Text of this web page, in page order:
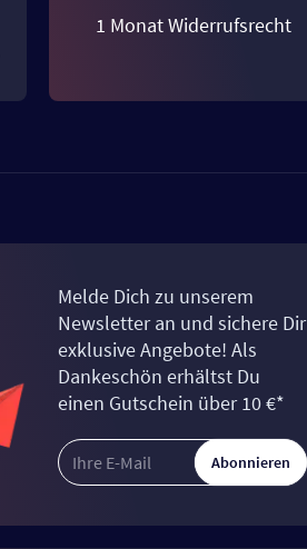
1 Monat Widerrufsrecht
Melde Dich zu unserem
Newsletter an und sichere Dir
exklusive Angebote! Als
Dankeschön erhältst Du
einen Gutschein über 10 €*
Abonnieren